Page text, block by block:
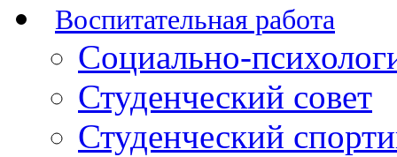
Воспитательная работа
Социально-
Студенческий совет
Студенческий